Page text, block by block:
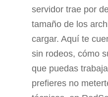
servidor trae por
tamaño de los
cargar. Aquí te
sin rodeos, cómo
que puedas
prefieres no